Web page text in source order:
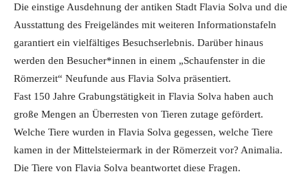
Die einstige Ausdehnung der antiken Stadt Flavia Solva und die
Ausstattung des Freigeländes mit weiteren Informationstafeln
garantiert ein vielfältiges Besuchserlebnis. Darüber hinaus
werden den Besucher*innen in einem „Schaufenster in die
Römerzeit“ Neufunde aus Flavia Solva präsentiert.
Fast 150 Jahre Grabungstätigkeit in Flavia Solva haben auch
große Mengen an Überresten von Tieren zutage gefördert.
Welche Tiere wurden in Flavia Solva gegessen, welche Tiere
kamen in der Mittelsteiermark in der Römerzeit vor? Animalia.
Die Tiere von Flavia Solva beantwortet diese Fragen.